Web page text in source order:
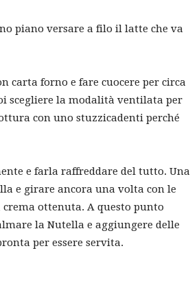
piano versare a filo il latte che va
carta forno e fare cuocere per circa
scegliere la modalità ventilata per
con uno stuzzicadenti perché
e farla raffreddare del tutto. Una
e girare ancora una volta con le
ottenuta. A questo punto
la Nutella e aggiungere delle
per essere servita.